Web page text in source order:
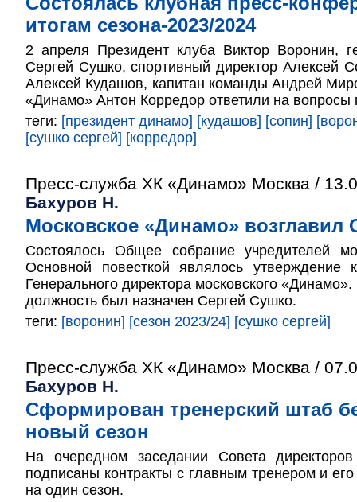
итогам сезона-2023/2024
2 апреля Президент клуба Виктор Воронин,
Сергей Сушко, спортивный директор Алексей
Алексей Кудашов, капитан команды Андрей
«Динамо» Антон Корредор ответили на
теги: [президент динамо] [кудашов] [сопин]
[сушко сергей] [корредор]
Пресс-служба ХК «Динамо» Москва /
Бахуров Н.
Московское «Динамо» возглавил
Состоялось Общее собрание учредителей
Основной повесткой являлось утверждение
Генерального директора московского
должность был назначен Сергей Сушко.
теги: [воронин] [сезон 2023/24] [сушко сергей]
Пресс-служба ХК «Динамо» Москва /
Бахуров Н.
Сформирован тренерский штаб
новый сезон
На очередном заседании Совета
подписаны контракты с главным тренером и
на один сезон.